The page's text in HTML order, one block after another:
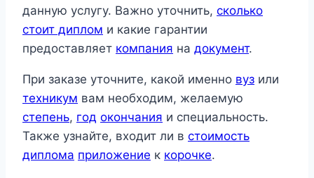
данную услугу. Важно уточнить, сколько
стоит диплом и какие гарантии
предоставляет компания на документ.
При заказе уточните, какой именно вуз или
техникум вам необходим, желаемую
степень, год окончания и специальность.
Также узнайте, входит ли в стоимость
диплома приложение к корочке.